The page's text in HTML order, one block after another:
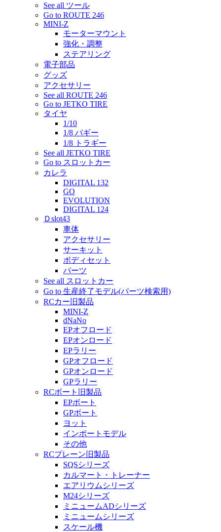
See all ツール
Go to ROUTE 246
MINI-Z
モーターマウント
強化・調整
ステアリング
電子部品
グッズ
アクセサリー
See all ROUTE 246
Go to JETKO TIRE
タイヤ
1/10
1/8 バギー
1/8 トラギー
See all JETKO TIRE
Go to スロットカー
カレラ
DIGITAL 132
GO
EVOLUTION
DIGITAL 124
Ｄslot43
車体
アクセサリー
サーキット
ボディセット
パーツ
See all スロットカー
Go to 生産終了モデル(パーツ検索用)
RCカー旧製品
MINI-Z
dNaNo
EPオフロード
EPオンロード
EPラリー
GPオフロード
GPオンロード
GPラリー
RCボート旧製品
EPボート
GPボート
ヨット
インポートモデル
その他
RCプレーン旧製品
SQSシリーズ
カルマート・トレーナー
エアリウムシリーズ
M24シリーズ
ミニュームADシリーズ
ミニュームシリーズ
スケール機